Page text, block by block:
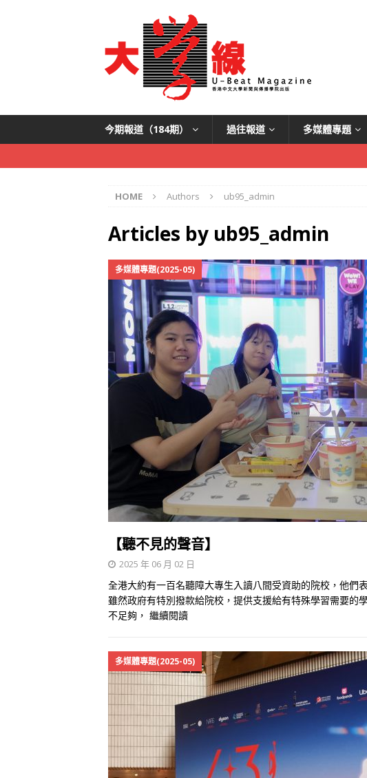
今期報道（184期） 過往報道 多媒體專題
HOME Authors ub95_admin
Articles by ub95_admin
多媒體專題(2025-05)
【聽不見的聲音】
2025 年 06 月 02 日
全港大約有一百名聽障大專生入讀八間受資助的院校，他們
雖然政府有特別撥款給院校，提供支援給有特殊學習需要的
不足夠， 繼續閱讀
多媒體專題(2025-05)